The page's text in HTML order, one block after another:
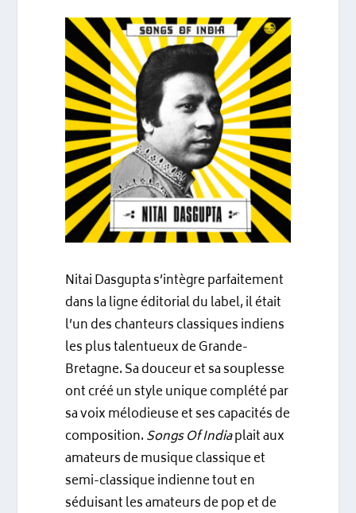
Nitai Dasgupta s’intègre parfaitement
dans la ligne éditorial du label, il était
l’un des chanteurs classiques indiens
les plus talentueux de Grande-
Bretagne. Sa douceur et sa souplesse
ont créé un style unique complété par
sa voix mélodieuse et ses capacités de
composition.Songs Of Indiaplait aux
amateurs de musique classique et
semi-classique indienne tout en
séduisant les amateurs de pop et de